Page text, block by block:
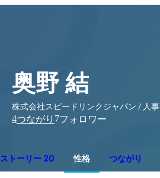
奥野 結
株式会社スピードリンクジャパン / 人事
4つながり 7フォロワー
ストーリー 20 性格 つながり